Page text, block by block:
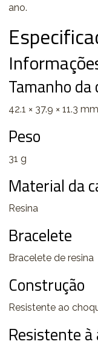
ano.
Tamanho da
42.1 × 37.9 × 11.3 mm
Peso
31 g
Material da
Resina
Bracelete
Bracelete de resina
Construção
Resistente ao
Resistente à